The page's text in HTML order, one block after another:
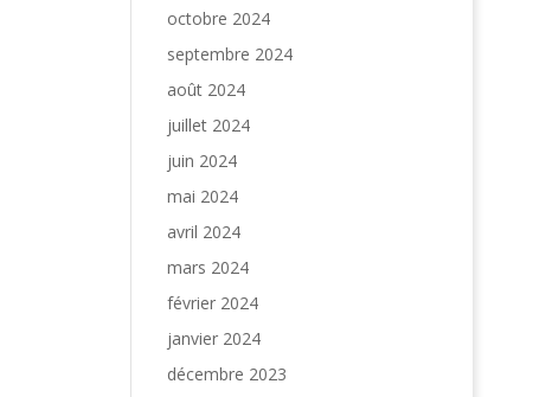
octobre 2024
septembre 2024
août 2024
juillet 2024
juin 2024
mai 2024
avril 2024
mars 2024
février 2024
janvier 2024
décembre 2023